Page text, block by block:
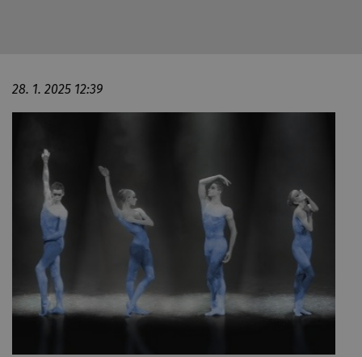
28. 1. 2025 12:39